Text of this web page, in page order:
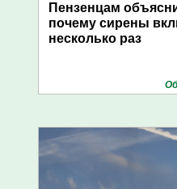
Пензенцам
почему сирены
несколько раз